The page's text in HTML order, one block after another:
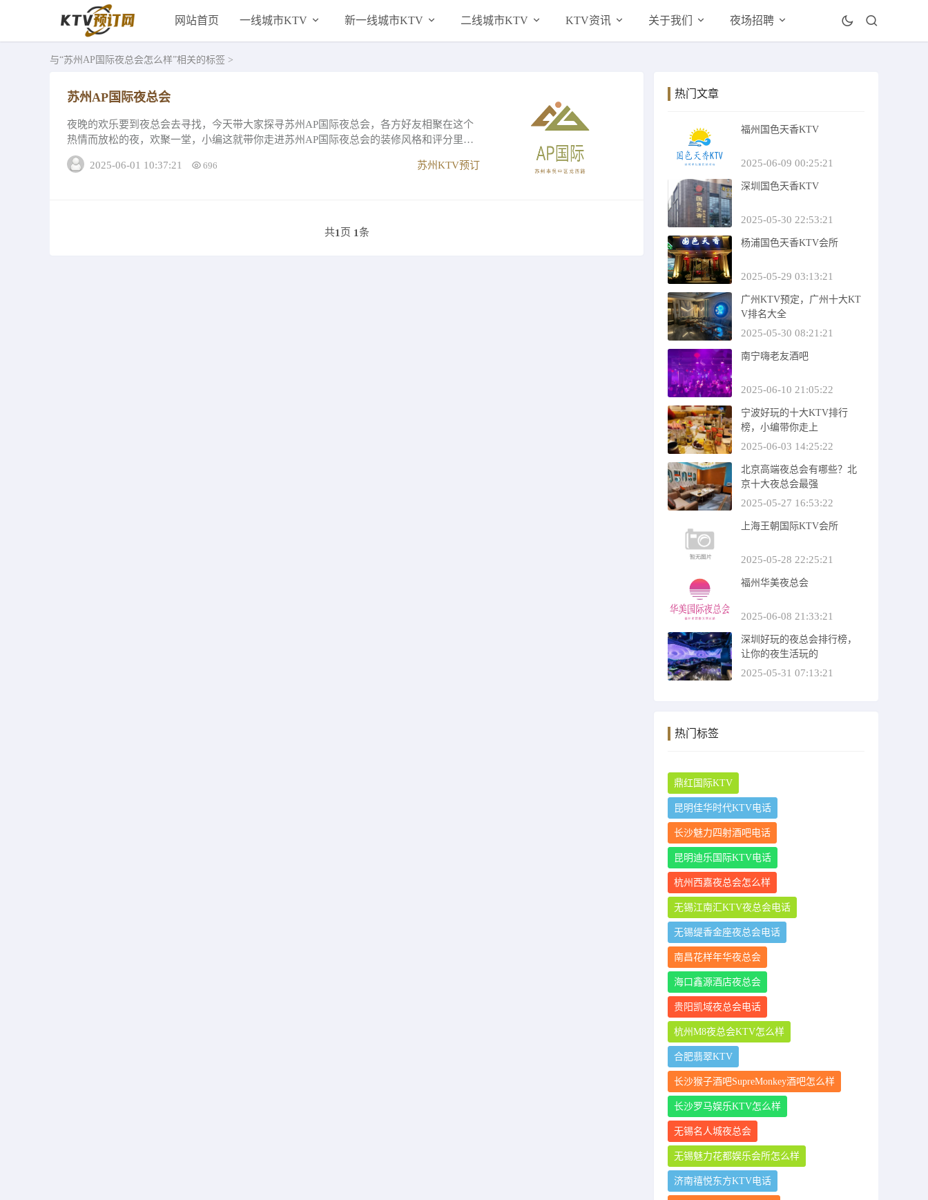
网站首页 一线城市KTV 新一线城市KTV 二线城市KTV KTV资讯 关于我们 夜场招聘
与“苏州AP国际夜总会怎么样”相关的标签 >
苏州AP国际夜总会
夜晚的欢乐要到夜总会去寻找，今天带大家探寻苏州AP国际夜总会，各方好友相聚在这个
热情而放松的夜，欢聚一堂，小编这就带你走进苏州AP国际夜总会的装修风格和评分里寻
找答案。1、苏州AP国际夜总会设备音响怎...
2025-06-01 10:37:21
696 苏州KTV预订
共1 页 1条
热门文章
福州国色天香KTV
2025-06-09 00:25:21
深圳国色天香KTV
2025-05-30 22:53:21
杨浦国色天香KTV会所
2025-05-29 03:13:21
广州KTV预定，广州十大KT
V排名大全
2025-05-30 08:21:21
南宁嗨老友酒吧
2025-06-10 21:05:22
宁波好玩的十大KTV排行
榜，小编带你走上
2025-06-03 14:25:22
北京高端夜总会有哪些？北
京十大夜总会最强
2025-05-27 16:53:22
上海王朝国际KTV会所
2025-05-28 22:25:21
福州华美夜总会
2025-06-08 21:33:21
深圳好玩的夜总会排行榜，
让你的夜生活玩的
2025-05-31 07:13:21
热门标签
鼎红国际KTV
昆明佳华时代KTV电话
长沙魅力四射酒吧电话
昆明迪乐国际KTV电话
杭州西嘉夜总会怎么样
无锡江南汇KTV夜总会电话
无锡缇香金座夜总会电话
南昌花样年华夜总会
海口鑫源酒店夜总会
贵阳凯域夜总会电话
杭州M8夜总会KTV怎么样
合肥翡翠KTV
长沙猴子酒吧SupreMonkey酒吧怎么样
长沙罗马娱乐KTV怎么样
无锡名人城夜总会
无锡魅力花都娱乐会所怎么样
济南禧悦东方KTV电话